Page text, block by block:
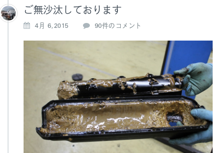
ご無沙汰しております
4月 6,2015
ご
て
お
り
ま
す
へ
の
90件のコメント